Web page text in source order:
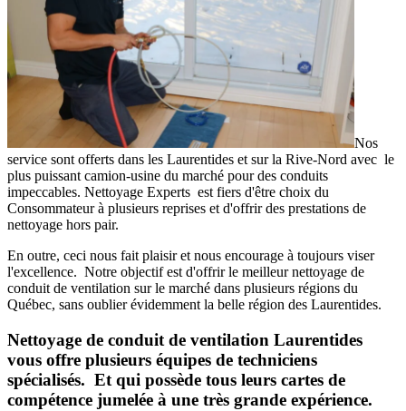
Nos
service sont offerts dans les Laurentides et sur la Rive-Nord avec le
plus puissant camion-usine du marché pour des conduits
impeccables. Nettoyage Experts est fiers d'être choix du
Consommateur à plusieurs reprises et d'offrir des prestations de
nettoyage hors pair.
En outre, ceci nous fait plaisir et nous encourage à toujours viser
l'excellence. Notre objectif est d'offrir le meilleur nettoyage de
conduit de ventilation sur le marché dans plusieurs régions du
Québec, sans oublier évidemment la belle région des Laurentides.
Nettoyage de conduit de ventilation Laurentides
vous offre plusieurs équipes de techniciens
spécialisés. Et qui possède tous leurs cartes de
compétence jumelée à une très grande expérience.